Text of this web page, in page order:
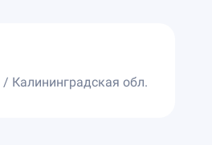
/ Калининградская обл.